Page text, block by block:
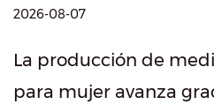
2026-08-07
La producción de
para mujer avanza